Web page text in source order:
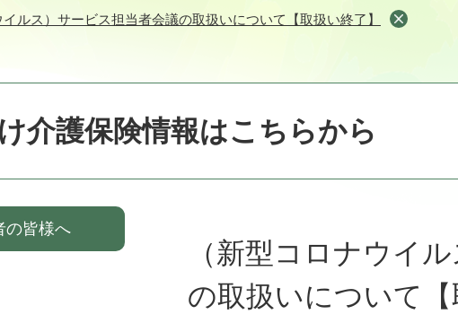
イルス）サービス担当者会議の取扱いについて【取扱い終了】
介護保険情報はこちらから
（新型コロナウイ
の取扱いについて【
の皆様へ